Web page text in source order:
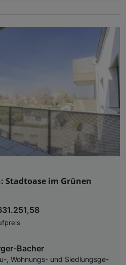
Stadtoase im Grünen
Bacher
, Woh­nungs- und Sied­lungs­ge­